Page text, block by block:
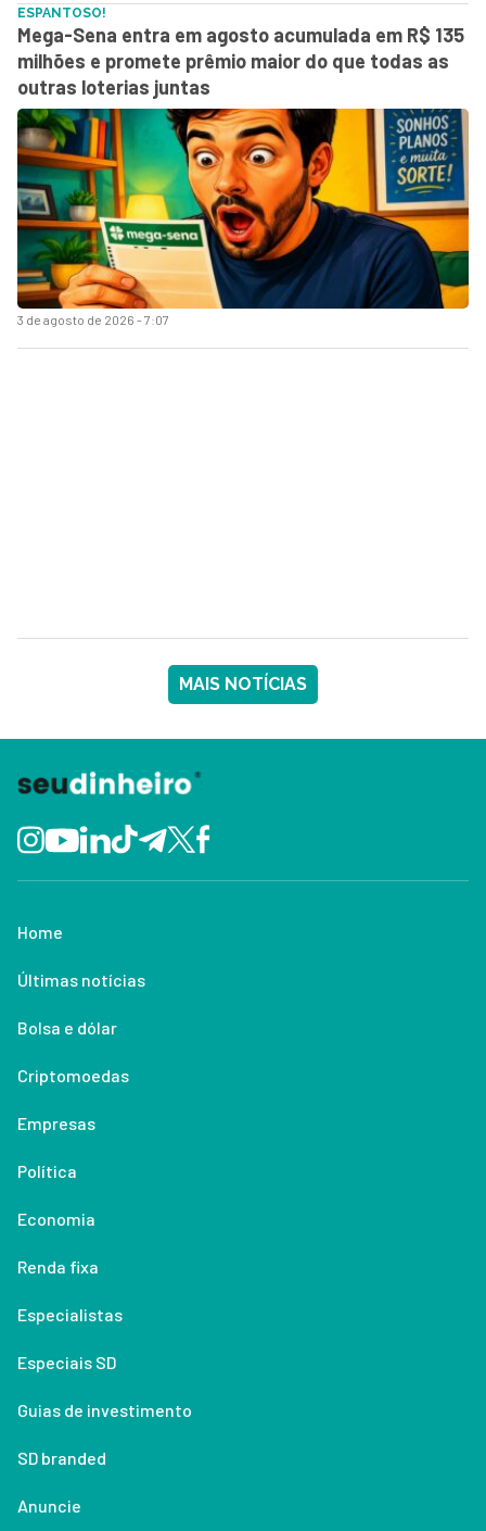
3 de agosto de 2026 - 7:07
ESPANTOSO!
Mega-Sena entra em agosto acumulada em R$ 135
milhões e promete prêmio maior do que todas as
outras loterias juntas
MAIS NOTÍCIAS
Home
Últimas notícias
Bolsa e dólar
Criptomoedas
Empresas
Política
Economia
Renda fixa
Especialistas
Especiais SD
Guias de investimento
SD branded
Anuncie